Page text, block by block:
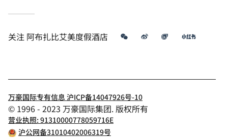
关注 阿布扎比艾美度假酒店 微信 微博 飞猪 小红书
万豪国际专有信息 沪ICP备14047926号-10
© 1996 - 2023 万豪国际集团. 版权所有
营业执照: 91310000778059716E
沪公网备31010402006319号